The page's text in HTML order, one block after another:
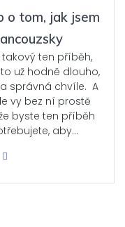
o tom, jak jsem
ten příběh,
už hodně dlouho,
správná chvíle. A
vy bez ní prostě
byste ten příběh
aby…